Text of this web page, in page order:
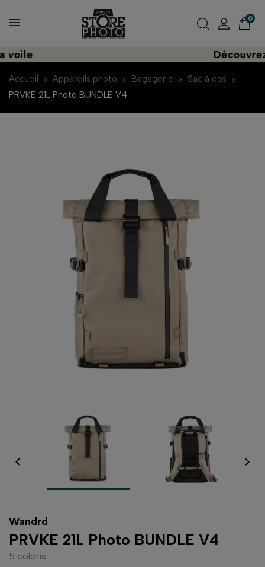
0
Découvrez
Accueil Appareils photo Bagagerie
Sac à dos
PRVKE 21L Photo BUNDLE V4
 
Wandrd
PRVKE 21L Photo BUNDLE V4
5 coloris